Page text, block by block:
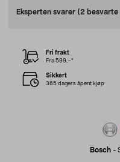
Eksperten svarer (2 besvarte
Bosch-
Fri frakt
Fra 599,–*
Sikkert
365 dagers åpent kjøp